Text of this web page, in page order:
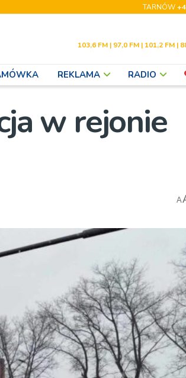
TARNÓW
103,6 FM | 97,0 FM | 101,2 FM |
REKLAMA RADIO
w rejonie
A